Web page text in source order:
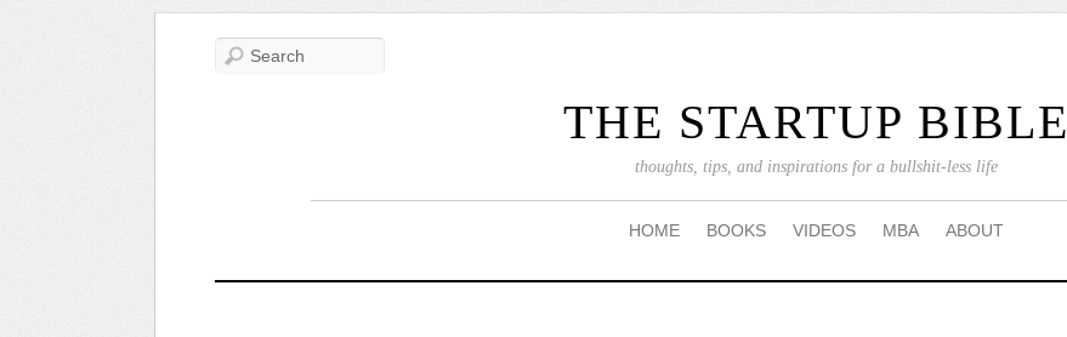
THE STARTUP BIBLE
thoughts, tips, and inspirations for a bullshit-less life
HOME BOOKS VIDEOS MBA ABOUT